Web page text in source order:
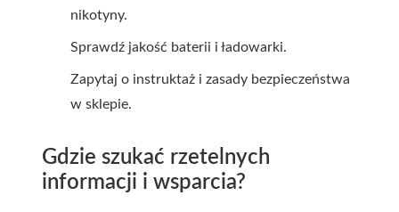
nikotyny.
Sprawdź jakość baterii i ładowarki.
Zapytaj o instruktaż i zasady bezpieczeństwa
w sklepie.
Gdzie szukać rzetelnych
informacji i wsparcia?